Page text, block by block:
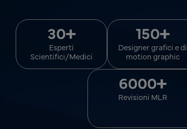
30+
Esperti
Scientifici/Medici
150+
Designer grafici e di
motion graphic
6000+
Revisioni MLR